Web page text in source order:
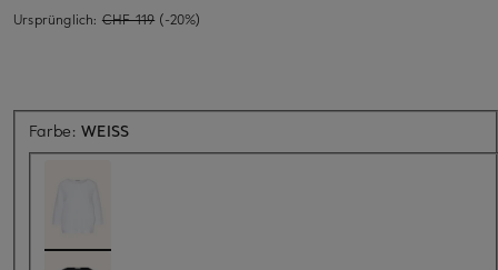
Ursprünglich: CHF 119 (-20%)
Farbe:WEISS